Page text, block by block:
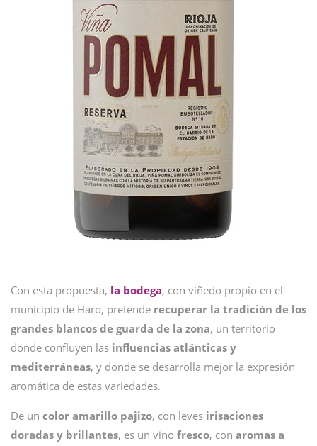
Con esta propuesta, la bodega, con viñedo propio en el
municipio de Haro, pretende recuperar la tradición de los
grandes blancos de guarda de la zona, un territorio
donde confluyen las influencias atlánticas y
mediterráneas, y donde se desarrolla mejor la expresión
aromática de estas variedades.
De un color amarillo pajizo, con leves irisaciones
doradas y brillantes, es un vino fresco, con aromas a